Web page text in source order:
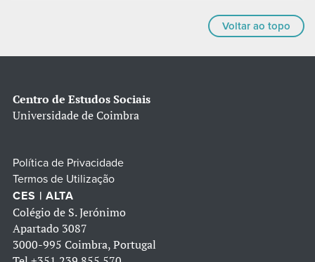
Voltar ao topo
Centro de Estudos Sociais
Universidade de Coimbra
Política de Privacidade
Termos de Utilização
CES | ALTA
Colégio de S. Jerónimo
Apartado 3087
3000-995 Coimbra, Portugal